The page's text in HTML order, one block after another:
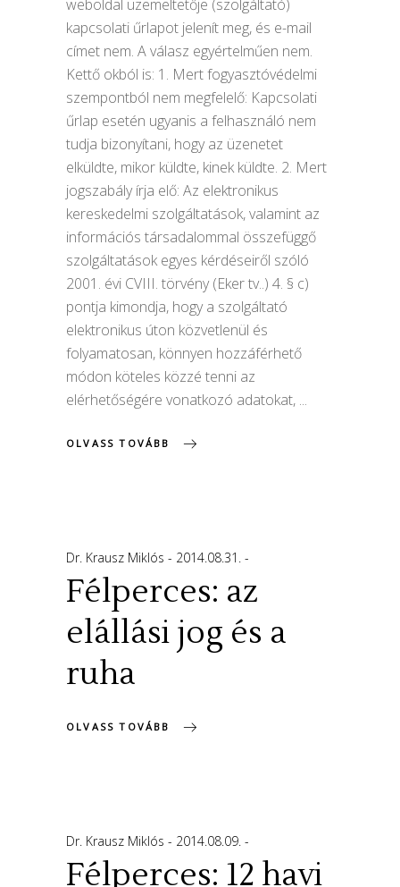
weboldal üzemeltetője (szolgáltató)
kapcsolati űrlapot jelenít meg, és e-mail
címet nem. A válasz egyértelműen nem.
Kettő okból is: 1. Mert fogyasztóvédelmi
szempontból nem megfelelő: Kapcsolati
űrlap esetén ugyanis a felhasználó nem
tudja bizonyítani, hogy az üzenetet
elküldte, mikor küldte, kinek küldte. 2. Mert
jogszabály írja elő: Az elektronikus
kereskedelmi szolgáltatások, valamint az
információs társadalommal összefüggő
szolgáltatások egyes kérdéseiről szóló
2001. évi CVIII. törvény (Eker tv..) 4. § c)
pontja kimondja, hogy a szolgáltató
elektronikus úton közvetlenül és
folyamatosan, könnyen hozzáférhető
módon köteles közzé tenni az
elérhetőségére vonatkozó adatokat,
OLVASS TOVÁBB
Dr. Krausz Miklós 2014.08.31.
Félperces: az
elállási jog és a
ruha
OLVASS TOVÁBB
Dr. Krausz Miklós 2014.08.09.
Félperces: 12 havi